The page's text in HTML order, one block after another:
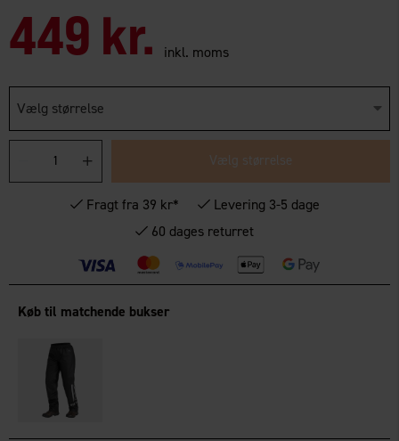
449 kr. inkl. moms
Vælg størrelse
Vælg størrelse
Fragt fra 39 kr*
Levering 3-5 dage
60 dages returret
Køb til matchende bukser